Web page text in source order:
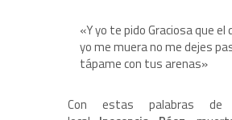
«Y yo te pido Graciosa que el
yo me muera no me dejes
tápame con tus arenas»
Con estas palabras